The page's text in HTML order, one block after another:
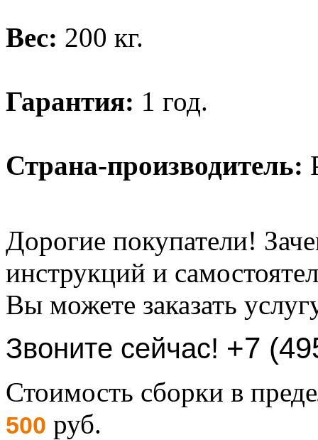
Вес: 200 кг.
Гарантия: 1 год.
Страна-производитель:
Дорогие покупатели!
инструкций и
Вы можете заказать
Звоните сейчас! +7
Стоимость сборки в
500 руб.